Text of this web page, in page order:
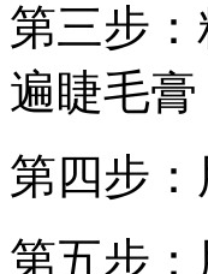
第三步
遍睫毛
第四步
第五步